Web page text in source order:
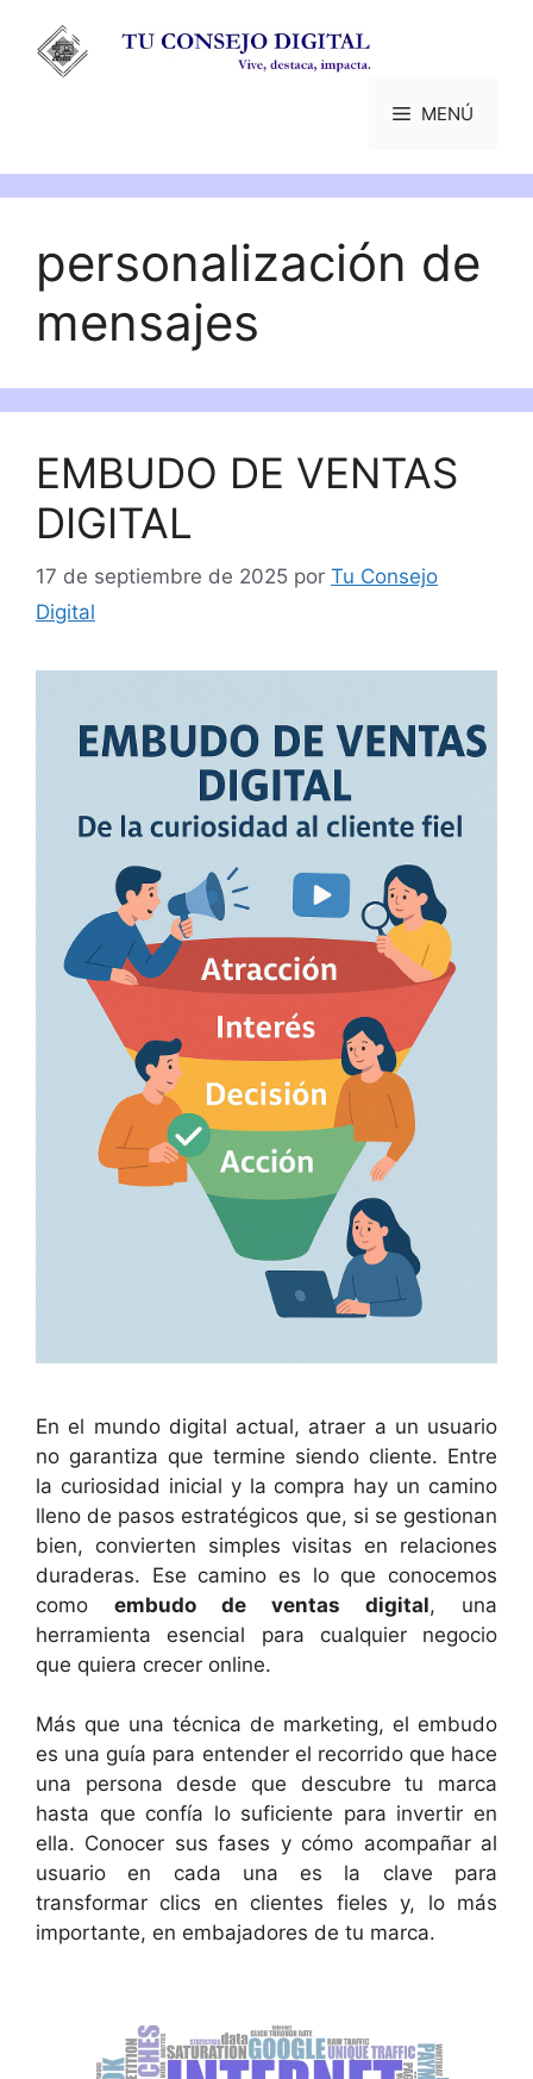
contenido
MENÚ
personalización de
mensajes
EMBUDO DE VENTAS
DIGITAL
17 de septiembre de 2025 por Tu Consejo
Digital
En el mundo digital actual, atraer a un usuario
no garantiza que termine siendo cliente. Entre
la curiosidad inicial y la compra hay un camino
lleno de pasos estratégicos que, si se gestionan
bien, convierten simples visitas en relaciones
duraderas. Ese camino es lo que conocemos
como embudo de ventas digital, una
herramienta esencial para cualquier negocio
que quiera crecer online.
Más que una técnica de marketing, el embudo
es una guía para entender el recorrido que hace
una persona desde que descubre tu marca
hasta que confía lo suficiente para invertir en
ella. Conocer sus fases y cómo acompañar al
usuario en cada una es la clave para
transformar clics en clientes fieles y, lo más
importante, en embajadores de tu marca.